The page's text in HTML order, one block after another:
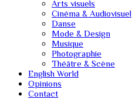
Arts visuels
Cinéma & Audiovisuel
Danse
Mode & Design
Musique
Photographie
Théâtre & Scène
English World
Opinions
Contact